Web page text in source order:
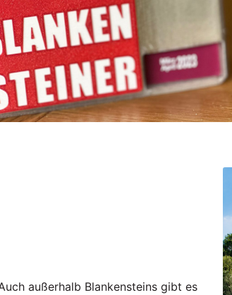
außerhalb Blankensteins gibt es